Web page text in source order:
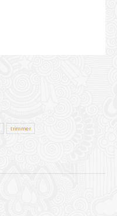
trimmer